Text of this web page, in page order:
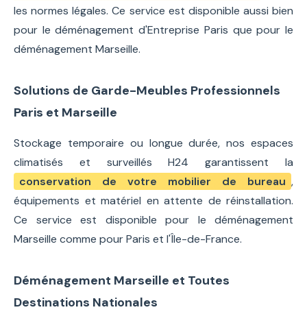
les normes légales. Ce service est disponible aussi bien
pour le déménagement d'Entreprise Paris que pour le
déménagement Marseille.
Solutions de Garde-Meubles Professionnels
Paris et Marseille
Stockage temporaire ou longue durée, nos espaces
climatisés et surveillés H24 garantissent la
conservation de votre mobilier de bureau ,
équipements et matériel en attente de réinstallation.
Ce service est disponible pour le déménagement
Marseille comme pour Paris et l'Île-de-France.
Déménagement Marseille et Toutes
Destinations Nationales